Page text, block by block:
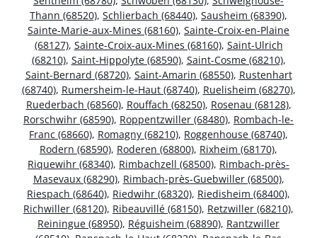
Thann (68520), Schlierbach (68440), Sausheim (68390),
Sainte-Marie-aux-Mines (68160), Sainte-Croix-en-Plaine
(68127), Sainte-Croix-aux-Mines (68160), Saint-Ulrich
(68210), Saint-Hippolyte (68590), Saint-Cosme (68210),
Saint-Bernard (68720), Saint-Amarin (68550), Rustenhart
(68740), Rumersheim-le-Haut (68740), Ruelisheim (68270),
Ruederbach (68560), Rouffach (68250), Rosenau (68128),
Rorschwihr (68590), Roppentzwiller (68480), Rombach-le-
Franc (68660), Romagny (68210), Roggenhouse (68740),
Rodern (68590), Roderen (68800), Rixheim (68170),
Riquewihr (68340), Rimbachzell (68500), Rimbach-près-
Masevaux (68290), Rimbach-près-Guebwiller (68500),
Riespach (68640), Riedwihr (68320), Riedisheim (68400),
Richwiller (68120), Ribeauvillé (68150), Retzwiller (68210),
Reiningue (68950), Réguisheim (68890), Rantzwiller